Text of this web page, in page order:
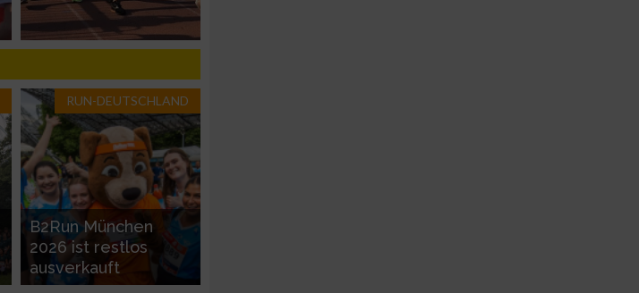
RUN-DEUTSCHLAND
B2Run München
2026 ist restlos
ausverkauft